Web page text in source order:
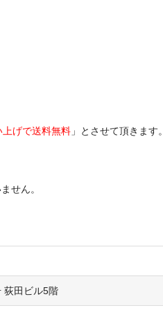
げで送料無料 」 とさせて頂きます。
せん。
荻田ビル5階